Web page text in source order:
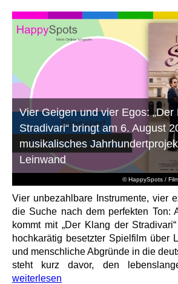
© HappySpots /
Vier Geigen und vier Egos: „Der
Stradivari“ bringt am 6. August
musikalisches
Leinwand
Vier unbezahlbare Instrumente, vier
die Suche nach dem perfekten Ton:
kommt mit „Der Klang der
hochkarätig besetzter Spielfilm über
und menschliche Abgründe in die
steht kurz davor, den
weiterlesen